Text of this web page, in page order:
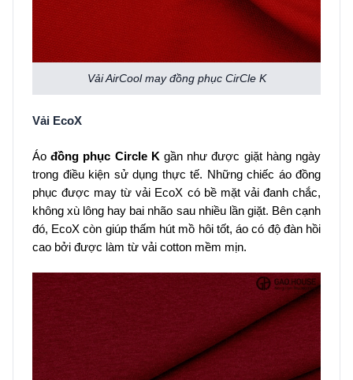
Vải AirCool may đồng phục CirCle K
Vải EcoX
Áođồng phục Circle K gần như được giặt hàng ngày
trong điều kiện sử dụng thực tế. Những chiếc áo đồng
phục được may từ vải EcoX có bề mặt vải đanh chắc,
không xù lông hay bai nhão sau nhiều lần giặt. Bên cạnh
đó, EcoX còn giúp thấm hút mồ hôi tốt, áo có độ đàn hồi
cao bởi được làm từ vải cotton mềm mịn.